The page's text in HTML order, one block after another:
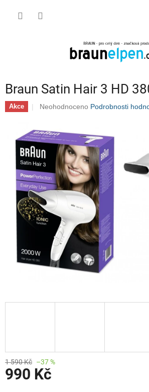
Braun Satin Hair 3 HD
Akce
Průměrné
je
0,0
5
hvězdiček.
Neohodnoceno Podrobnosti
1 590 Kč –37 %
990 Kč